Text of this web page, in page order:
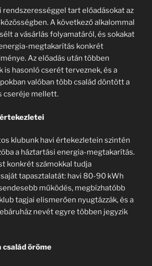
rendszerességgel tart előadásokat az
A következő alkalommal
a vásárlás folyamatáról, és sokakat
megtakarítás konkrét
Az előadás után többen
is hasonló cserét terveznek, és a
valóban több család döntött a
cseréje mellett.
klubunk havi értekezletein szintén
a háztartási energia-megtakarítás.
konkrét számokkal tudja
tapasztalatát: havi 80-90 kWh
működés, megbízhatóbb
tagjai elismerően nyugtázzák, és a
nevét egyre többen jegyzik
család öröme